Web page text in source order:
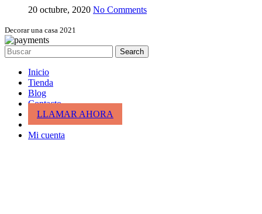
20 octubre, 2020 No Comments
Decorar una casa 2021
Search
Inicio
Tienda
Blog
Contacto
LLAMAR AHORA
Mi cuenta